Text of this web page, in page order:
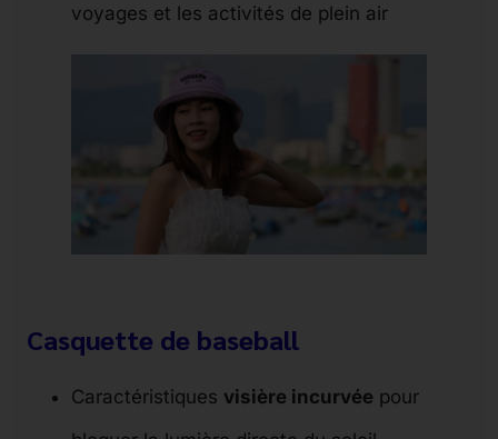
voyages et les activités de plein air
Casquette de baseball
Caractéristiques visière incurvée pour